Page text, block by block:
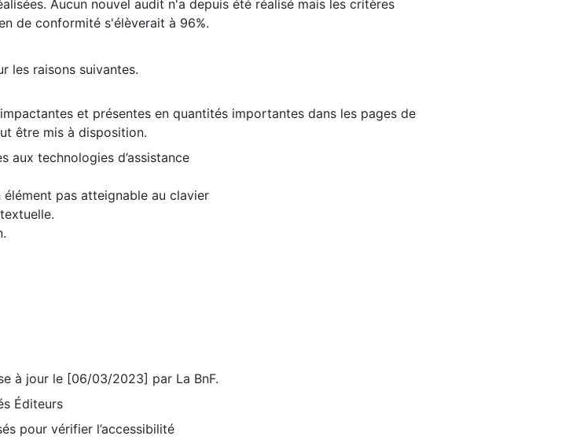
Aucun nouvel audit n'a depuis été réalisé mais les critères
de conformité s'élèverait à 96%.
les raisons suivantes.
et présentes en quantités importantes dans les pages de
être mis à disposition.
aux technologies d’assistance
pas atteignable au clavier
à jour le [06/03/2023] par La BnF.
Éditeurs
pour vérifier l’accessibilité